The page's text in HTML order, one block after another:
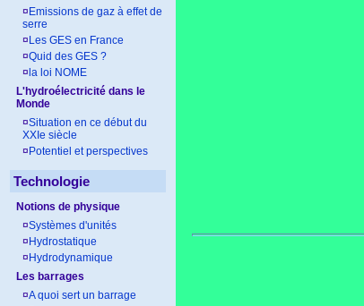
¤ Emissions de gaz à effet de
serre
¤ Les GES en France
¤Quid des GES ?
¤ la loi NOME
L'hydroélectricité dans le
Monde
¤Situation en ce début du
XXIe siècle
¤ Potentiel et perspectives
Technologie
Notions de physique
¤Systèmes d'unités
¤ Hydrostatique
¤ Hydrodynamique
Les barrages
¤A quoi sert un barrage